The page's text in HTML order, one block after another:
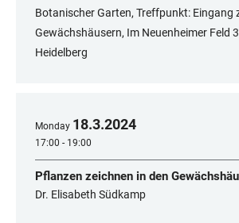
Botanischer Garten, Treffpunkt: Eingang
Gewächshäusern, Im Neuenheimer Feld
Heidelberg
Monday 18.3.2024
17:00 - 19:00
Pflanzen zeichnen in den
Dr. Elisabeth Südkamp